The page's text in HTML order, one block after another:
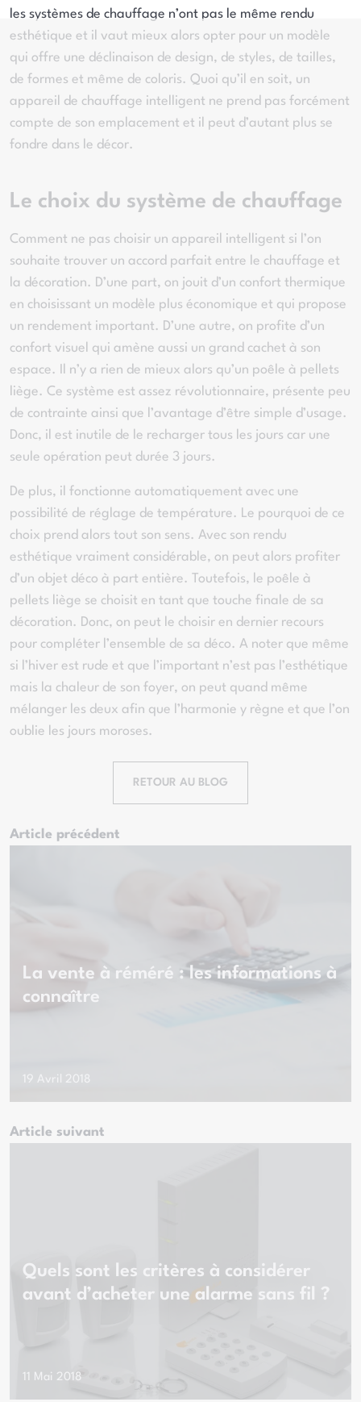
les systèmes de chauffage n’ont pas le même rendu
esthétique et il vaut mieux alors opter pour un modèle
qui offre une déclinaison de design, de styles, de tailles,
de formes et même de coloris. Quoi qu’il en soit, un
appareil de chauffage intelligent ne prend pas forcément
compte de son emplacement et il peut d’autant plus se
fondre dans le décor.
Le choix du système de chauffage
Comment ne pas choisir un appareil intelligent si l’on
souhaite trouver un accord parfait entre le chauffage et
la décoration. D’une part, on jouit d’un confort thermique
en choisissant un modèle plus économique et qui propose
un rendement important. D’une autre, on profite d’un
confort visuel qui amène aussi un grand cachet à son
espace. Il n’y a rien de mieux alors qu’un poêle à pellets
liège. Ce système est assez révolutionnaire, présente peu
de contrainte ainsi que l’avantage d’être simple d’usage.
Donc, il est inutile de le recharger tous les jours car une
seule opération peut durée 3 jours.
De plus, il fonctionne automatiquement avec une
possibilité de réglage de température. Le pourquoi de ce
choix prend alors tout son sens. Avec son rendu
esthétique vraiment considérable, on peut alors profiter
d’un objet déco à part entière. Toutefois, le poêle à
pellets liège se choisit en tant que touche finale de sa
décoration. Donc, on peut le choisir en dernier recours
pour compléter l’ensemble de sa déco. A noter que même
si l’hiver est rude et que l’important n’est pas l’esthétique
mais la chaleur de son foyer, on peut quand même
mélanger les deux afin que l’harmonie y règne et que l’on
oublie les jours moroses.
RETOUR AU BLOG
Article précédent
La vente à réméré : les informations à
connaître
19 Avril 2018
Article suivant
Quels sont les critères à considérer
avant d’acheter une alarme sans fil ?
11 Mai 2018